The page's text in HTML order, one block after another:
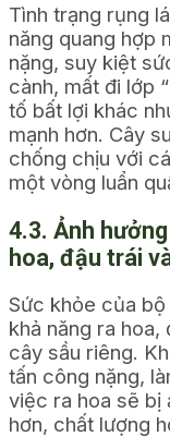
Tình trạng rụng
năng quang hợp
nặng, suy kiệt
cành, mất đi lớp
tố bất lợi khác
mạnh hơn. Cây
chống chịu với
một vòng luẩn
4.3. Ảnh
hoa, đậu trái
Sức khỏe của
khả năng ra
cây sầu riêng.
tấn công nặng,
việc ra hoa sẽ bị
hơn, chất lượng